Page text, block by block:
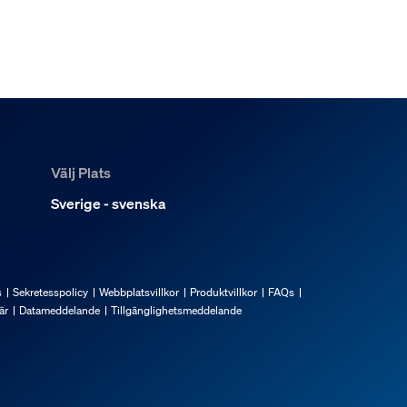
i olika rum?
Välj Plats
Sverige - svenska
Sekretesspolicy Webbplatsvillkor Produktvillkor
FAQs
Datameddelande Tillgänglighetsmeddelande